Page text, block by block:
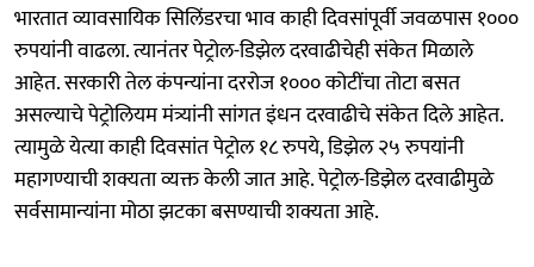
भारतात व्यावसायिक सिलिंडरचा भाव काही दिवसांपूर्वी जवळपास १०००
रुपयांनी वाढला. त्यानंतर पेट्रोल-डिझेल दरवाढीचेही संकेत मिळाले
आहेत. सरकारी तेल कंपन्यांना दररोज १००० कोटींचा तोटा बसत
असल्याचे पेट्रोलियम मंत्र्यांनी सांगत इंधन दरवाढीचे संकेत दिले आहेत.
त्यामुळे येत्या काही दिवसांत पेट्रोल १८ रुपये, डिझेल २५ रुपयांनी
महागण्याची शक्यता व्यक्त केली जात आहे. पेट्रोल-डिझेल दरवाढीमुळे
सर्वसामान्यांना मोठा झटका बसण्याची शक्यता आहे.